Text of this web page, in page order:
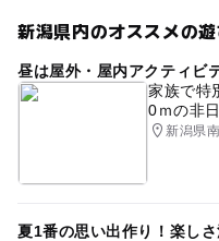
ます。
2018年8月26日以降の
さいたま新都心・（
町・（東京経由）、
近くの駅
新潟県内のオススメの
昼は屋外・屋内アクティビ
家族で特
0ｍの非
新潟県
夏1番の思い出作り！楽し